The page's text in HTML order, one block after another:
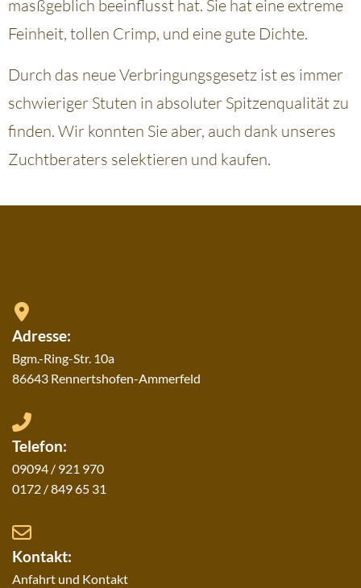
masßgeblich beeinflusst hat. Sie hat eine extreme
Feinheit, tollen Crimp, und eine gute Dichte.
Durch das neue Verbringungsgesetz ist es immer
schwieriger Stuten in absoluter Spitzenqualität zu
finden. Wir konnten Sie aber, auch dank unseres
Zuchtberaters selektieren und kaufen.
Adresse:
Bgm.-Ring-Str. 10a
86643 Rennertshofen-Ammerfeld
Telefon:
09094 / 921 970
0172 / 849 65 31
Kontakt:
Anfahrt und Kontakt